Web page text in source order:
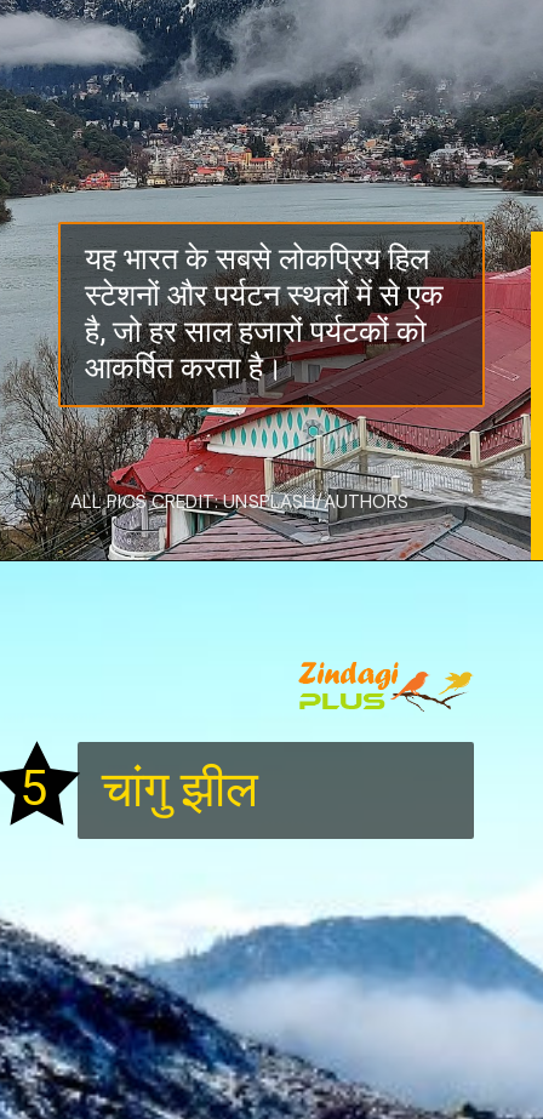
यह भारत के सबसे लोकप्रिय हिल
स्टेशनों और पर्यटन स्थलों में से एक
है, जो हर साल हजारों पर्यटकों को
आकर्षित करता है।
ALL PICS CREDIT: UNSPLASH/AUTHORS
5 चांगु झील